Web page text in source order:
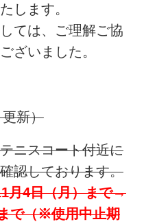
します。
ては、ご理解ご協
ざいました。
新）
ニスコート付近に
認しております。
月4日（月）まで→
で（※使用中止期